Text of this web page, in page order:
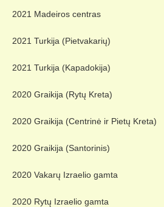
2021 Madeiros centras
2021 Turkija (Pietvakarių)
2021 Turkija (Kapadokija)
2020 Graikija (Rytų Kreta)
2020 Graikija (Centrinė ir Pietų Kreta)
2020 Graikija (Santorinis)
2020 Vakarų Izraelio gamta
2020 Rytų Izraelio gamta